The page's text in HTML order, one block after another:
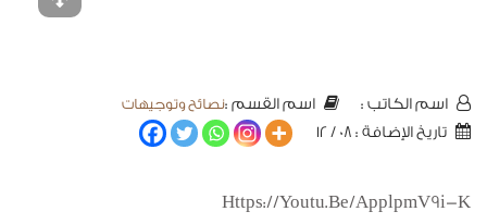
اسم الكاتب : اسم القسم :نصائح وتوجيهات
تاريخ الإضافة : 08 / 12
Https://youtu.be/applpmV9i-K